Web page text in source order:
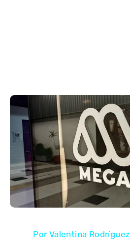
Por Valentina Rodríguez